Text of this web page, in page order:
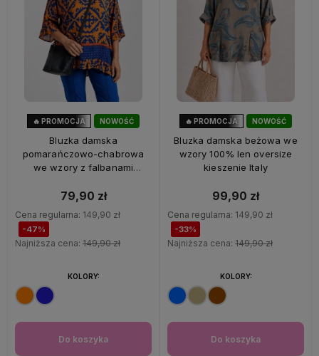
NOWOŚĆ
🔥 PROMOCJA
Bluzka damska
pomarańczowo-chabrowa
we wzory z falbanami
79,90 zł
Cena regularna: 149,90 zł
-47%
Najniższa cena: 149,90 zł
Do koszyka
KOLORY:
NOWOŚĆ
OKAZJA
🔥 PROMOCJA
Bluzka damska beżowa we
wzory 100% len oversize
kieszenie Italy
99,90 zł
Cena regularna: 149,90 zł
-33%
Najniższa cena: 149,90 zł
Do koszyka
KOLORY: